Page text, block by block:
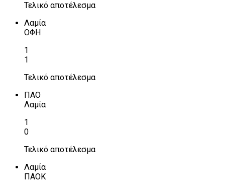
Τελικό αποτέλεσμα
Λαμία
ΟΦΗ
1
1
Τελικό αποτέλεσμα
ΠΑΟ
Λαμία
1
0
Τελικό αποτέλεσμα
Λαμία
ΠΑΟΚ